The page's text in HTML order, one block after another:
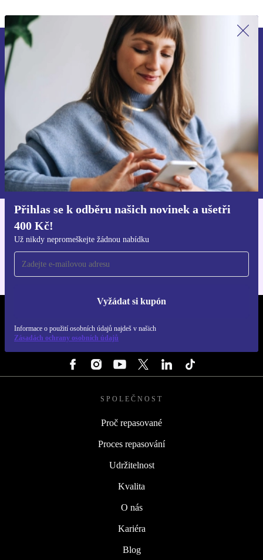
Přihlas se k odběru našich novinek a ušetři
400 Kč!
Už nikdy nepromeškejte žádnou nabídku
Vyžádat si kupón
Informace o použití osobních údajů najdeš v našich
Zásadách ochrany osobních údajů
Přihlas se k odběru našich novinek a
ušetři 400 Kč!
Už nikdy nepromeškej žádnou nabídku.
Chci voucher
Informace o použití osobních údajů najdeš v našich
Zásadách ochrany osobních údajů.
Pro iOS a Android
SPOLEČNOST
Proč repasované
Proces repasování
Udržitelnost
Kvalita
O nás
Kariéra
Blog